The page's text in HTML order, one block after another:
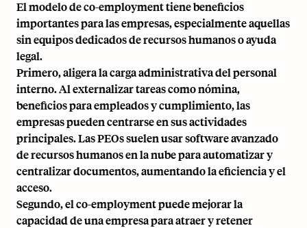
El modelo de co-employment tiene beneficios
importantes para las empresas, especialmente aquellas
sin equipos dedicados de recursos humanos o ayuda
legal.
Primero, aligera la carga administrativa del personal
interno. Al externalizar tareas como nómina,
beneficios para empleadosy cumplimiento, las
empresas pueden centrarse en sus actividades
principales. Las PEOs suelen usar software avanzado
derecursos humanos en la nubepara automatizar y
centralizar documentos, aumentando la eficiencia y el
acceso.
Segundo, el co-employment puede mejorar la
capacidad de una empresa para atraer y retener